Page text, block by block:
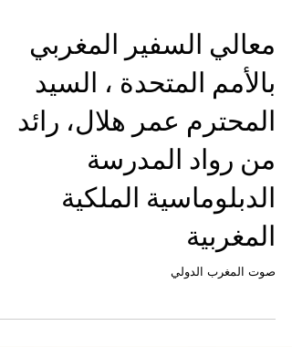
معالي السفير المغربي
بالأمم المتحدة ، السيد
المحترم عمر هلال، رائد
من رواد المدرسة
الدبلوماسية الملكية
المغربية
صوت المغرب الدولي